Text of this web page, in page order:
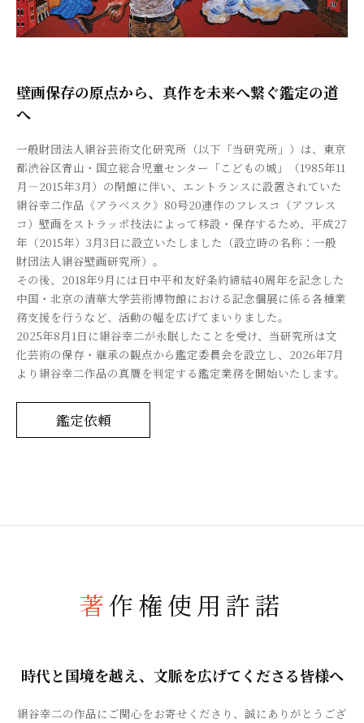
壁画保存の原点から、真作を未来へ繋ぐ鑑定の道
へ
一般財団法人絹谷芸術文化研究所（以下「当研究所」）は、東京
都渋谷区青山・国立総合児童センター「こどもの城」（1985年11
月―2015年3月）の閉館に伴い、エントランスに設置されていた
絹谷幸二作品《アラベスク》80号20連作のフレスコ（アフレス
コ）壁画をストラッポ技法によって移設・保存するため、平成27
年（2015年）3月3日に設立いたしました（設立時の名称：一般
財団法人絹谷壁画研究所）。
その後、2018年9月には日中平和友好条約締結40周年を記念した
中国・北京の清華大学芸術博物館における記念個展に係る各種業
務支援を行うなど、活動の幅を広げてまいりました。
2025年8月1日に絹谷幸二が永眠したことを受け、当研究所は文
化芸術の保存・継承の観点から鑑定委員会を設立し、2026年7月
より絹谷幸二作品の真贋を判定する鑑定業務を開始いたします。
鑑定依頼
著作権使用許諾
時代と国境を越え、文脈を広げてくださる皆様へ
絹谷幸二の作品にご関心をお寄せくださり、誠にありがとうござ